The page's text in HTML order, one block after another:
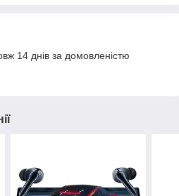
14 днів за домовленістю